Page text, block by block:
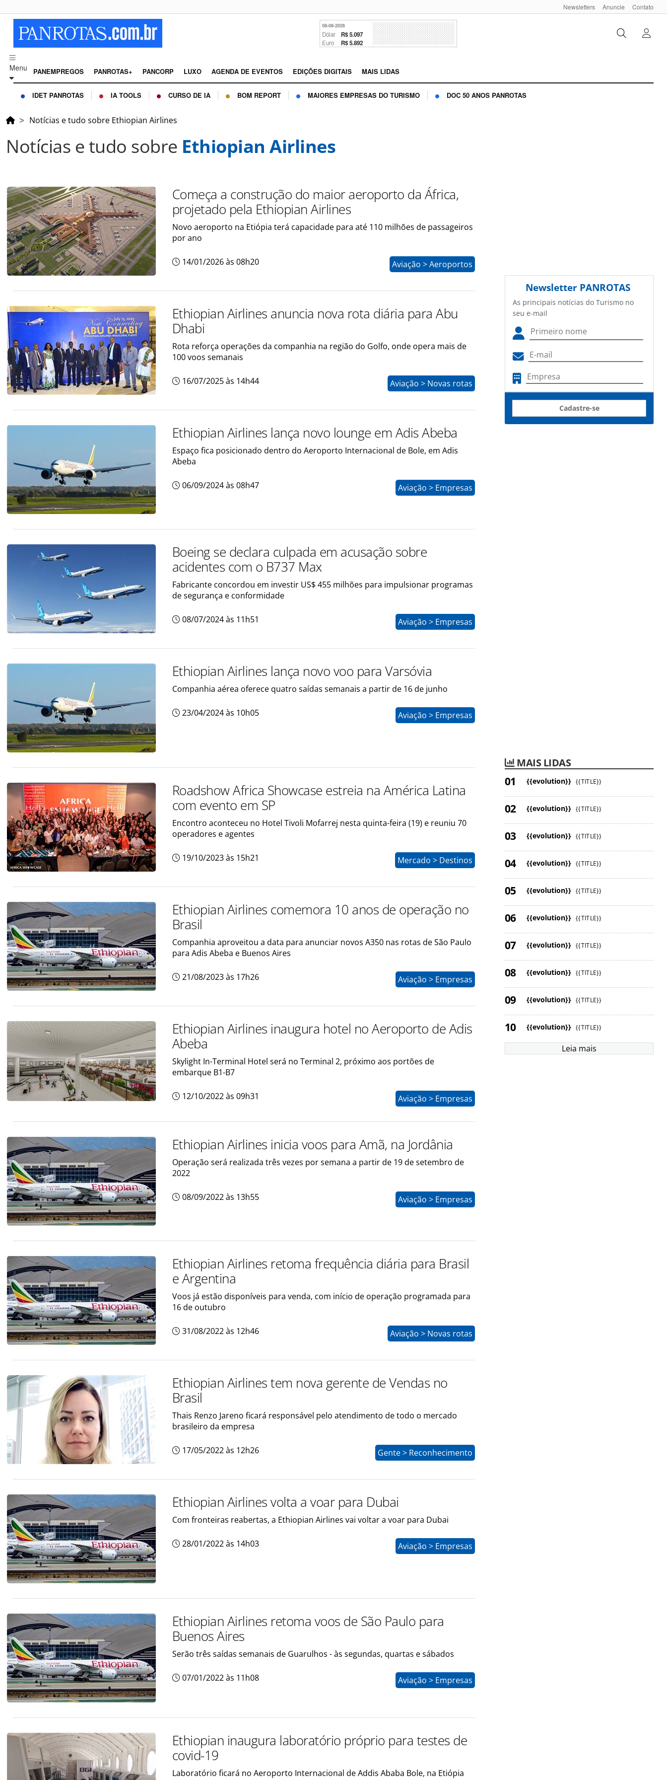
Newsletters Anuncie Contato
08-08-2026
Dólar R$ 5.097
Euro R$ 5.892
Menu PANEMPREGOS PANROTAS+ PANCORP LUXO AGENDA DE EVENTOS EDIÇÕES DIGITAIS MAIS LIDAS
IDET PANROTAS IA TOOLS CURSO DE IA BOM REPORT MAIORES EMPRESAS DO TURISMO DOC 50 ANOS PANROTAS
Notícias e tudo sobre Ethiopian Airlines
Notícias e tudo sobre Ethiopian Airlines
Começa a construção do maior aeroporto da África,
projetado pela Ethiopian Airlines
Novo aeroporto na Etiópia terá capacidade para até 110 milhões de passageiros
por ano
14/01/2026 às 08h20 Aviação > Aeroportos
Ethiopian Airlines anuncia nova rota diária para Abu
Dhabi
Rota reforça operações da companhia na região do Golfo, onde opera mais de
100 voos semanais
16/07/2025 às 14h44 Aviação > Novas rotas
Ethiopian Airlines lança novo lounge em Adis Abeba
Espaço fica posicionado dentro do Aeroporto Internacional de Bole, em Adis
Abeba
06/09/2024 às 08h47 Aviação > Empresas
Boeing se declara culpada em acusação sobre
acidentes com o B737 Max
Fabricante concordou em investir US$ 455 milhões para impulsionar programas
de segurança e conformidade
08/07/2024 às 11h51 Aviação > Empresas
Ethiopian Airlines lança novo voo para Varsóvia
Companhia aérea oferece quatro saídas semanais a partir de 16 de junho
23/04/2024 às 10h05 Aviação > Empresas
Roadshow Africa Showcase estreia na América Latina
com evento em SP
Encontro aconteceu no Hotel Tivoli Mofarrej nesta quinta-feira (19) e reuniu 70
operadores e agentes
19/10/2023 às 15h21 Mercado > Destinos
Ethiopian Airlines comemora 10 anos de operação no
Brasil
Companhia aproveitou a data para anunciar novos A350 nas rotas de São Paulo
para Adis Abeba e Buenos Aires
21/08/2023 às 17h26 Aviação > Empresas
Ethiopian Airlines inaugura hotel no Aeroporto de Adis
Abeba
Skylight In-Terminal Hotel será no Terminal 2, próximo aos portões de
embarque B1-B7
12/10/2022 às 09h31 Aviação > Empresas
Ethiopian Airlines inicia voos para Amã, na Jordânia
Operação será realizada três vezes por semana a partir de 19 de setembro de
2022
08/09/2022 às 13h55 Aviação > Empresas
Ethiopian Airlines retoma frequência diária para Brasil
e Argentina
Voos já estão disponíveis para venda, com início de operação programada para
16 de outubro
31/08/2022 às 12h46 Aviação > Novas rotas
Ethiopian Airlines tem nova gerente de Vendas no
Brasil
Thais Renzo Jareno ficará responsável pelo atendimento de todo o mercado
brasileiro da empresa
17/05/2022 às 12h26 Gente > Reconhecimento
Ethiopian Airlines volta a voar para Dubai
Com fronteiras reabertas, a Ethiopian Airlines vai voltar a voar para Dubai
28/01/2022 às 14h03 Aviação > Empresas
Ethiopian Airlines retoma voos de São Paulo para
Buenos Aires
Serão três saídas semanais de Guarulhos - às segundas, quartas e sábados
07/01/2022 às 11h08 Aviação > Empresas
Ethiopian inaugura laboratório próprio para testes de
covid-19
Laboratório ficará no Aeroporto Internacional de Addis Ababa Bole, na Etiópia
Newsletter PANROTAS
As principais notícias do Turismo no
seu e-mail
Cadastre-se
MAIS LIDAS
{{evolution}} {{TITLE}}
{{evolution}} {{TITLE}}
{{evolution}} {{TITLE}}
{{evolution}} {{TITLE}}
{{evolution}} {{TITLE}}
{{evolution}} {{TITLE}}
{{evolution}} {{TITLE}}
{{evolution}} {{TITLE}}
{{evolution}} {{TITLE}}
{{evolution}} {{TITLE}}
Leia mais